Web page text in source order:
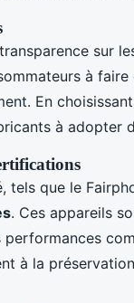
sur
à
En
à adopter
tels que le
. Ces appareils
à la